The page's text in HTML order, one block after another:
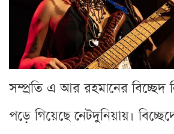
সম্প্রতি এ আর রহমানের
পড়ে গিয়েছে নেটদুনিয়ায়।